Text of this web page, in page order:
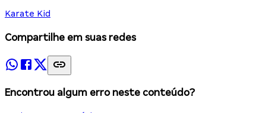
Karate Kid
Compartilhe em suas redes
Encontrou algum erro neste conteúdo?